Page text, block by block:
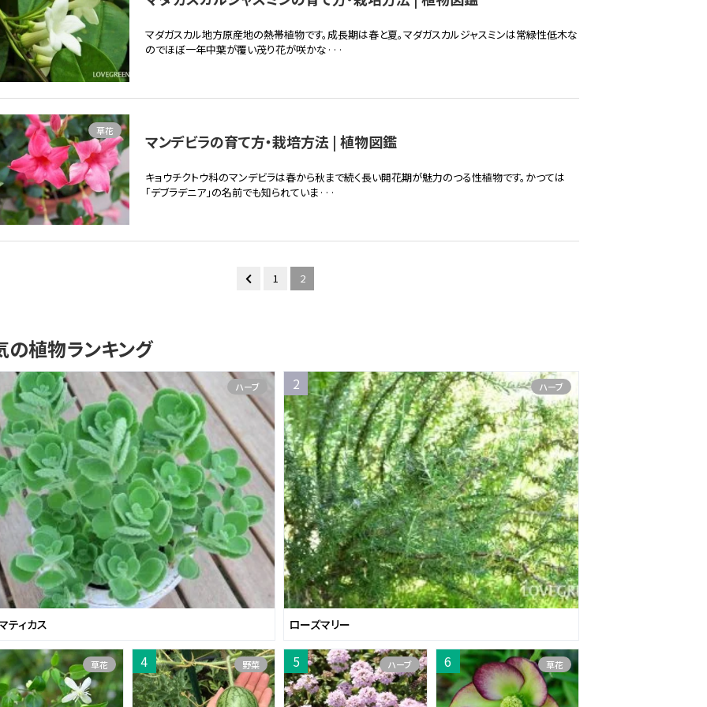
マダガスカル地方原産地の熱帯植物です。成長期は春と夏。マダガスカルジャスミンは常緑性低木な
のでほぼ一年中葉が覆い茂り花が咲かな···
マンデビラの育て方・栽培方法 | 植物図鑑
キョウチクトウ科のマンデビラは春から秋まで続く長い開花期が魅力のつる性植物です。かつては
「デブラデニア」の名前でも知られていま···
草花
1 2
の植物ランキング
ティカス
ハーブ
ローズマリー
ハーブ
草花 野菜 ハーブ 草花